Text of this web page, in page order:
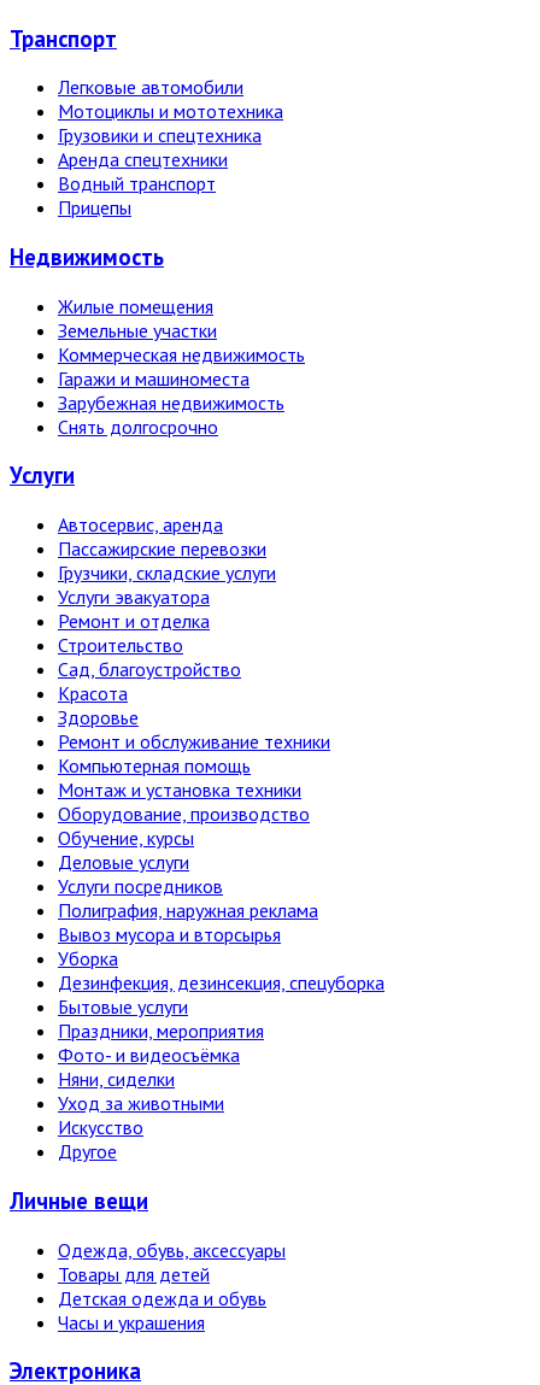
Транспорт
Легковые автомобили
Мотоциклы и мототехника
Грузовики и спецтехника
Аренда спецтехники
Водный транспорт
Прицепы
Недвижи­мость
Жилые помещения
Земельные участки
Коммерческая недвижимость
Гаражи и машиноместа
Зарубежная недвижимость
Снять долгосрочно
Услуги
Автосервис, аренда
Пассажирские перевозки
Грузчики, складские услуги
Услуги эвакуатора
Ремонт и отделка
Строительство
Сад, благоустройство
Красота
Здоровье
Ремонт и обслуживание техники
Компьютерная помощь
Монтаж и установка техники
Оборудование, производство
Обучение, курсы
Деловые услуги
Услуги посредников
Полиграфия, наружная реклама
Вывоз мусора и вторсырья
Уборка
Дезинфекция, дезинсекция, спецуборка
Бытовые услуги
Праздники, мероприятия
Фото- и видеосъёмка
Няни, сиделки
Уход за животными
Искусство
Другое
Личные вещи
Одежда, обувь, аксессуары
Товары для детей
Детская одежда и обувь
Часы и украшения
Электро­ника